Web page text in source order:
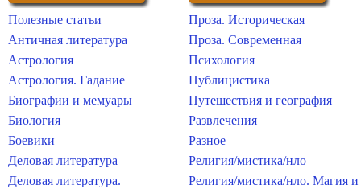
Полезные статьи
Античная литература
Астрология
Астрология. Гадание
Биографии и мемуары
Биология
Боевики
Деловая литература
Деловая литература.
Проза. Историческая
Проза. Современная
Психология
Публицистика
Путешествия и география
Развлечения
Разное
Религия/мистика/нло
Религия/мистика/нло. Магия и